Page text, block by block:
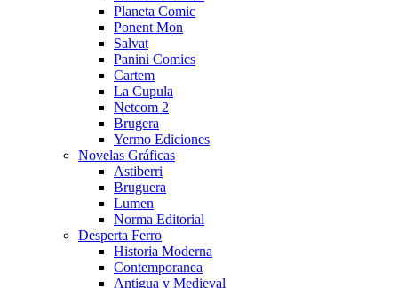
Planeta Comic
Ponent Mon
Salvat
Panini Comics
Cartem
La Cupula
Netcom 2
Brugera
Yermo Ediciones
Novelas Gráficas
Astiberri
Bruguera
Lumen
Norma Editorial
Desperta Ferro
Historia Moderna
Contemporanea
Antigua y Medieval